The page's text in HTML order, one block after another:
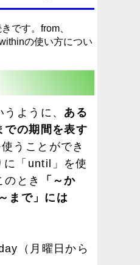
です。from、
の使い方につい
ように、 ある
での期間を表す
使うことができ
に「until」を使
のとき
「～か
まで」には
（月曜日から